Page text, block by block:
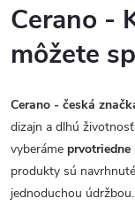
Cerano -
môžete
Cerano - česká
dizajn a dlhú
vyberáme
produkty sú
jednoduchou údržbou.